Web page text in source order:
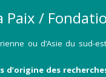
Paix /
ou d’Asie du sud-
d’origine des